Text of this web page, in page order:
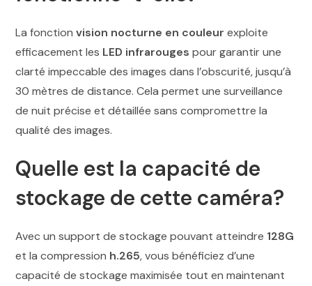
La fonctionvision nocturne en couleur exploite
efficacement les LED infrarouges pour garantir une
clarté impeccable des images dans l’obscurité, jusqu’à
30 mètres de distance. Cela permet une surveillance
de nuit précise et détaillée sans compromettre la
qualité des images.
Quelle est la capacité de
stockage de cette caméra?
Avec un support de stockage pouvant atteindre 128G
et la compression h.265, vous bénéficiez d’une
capacité de stockage maximisée tout en maintenant